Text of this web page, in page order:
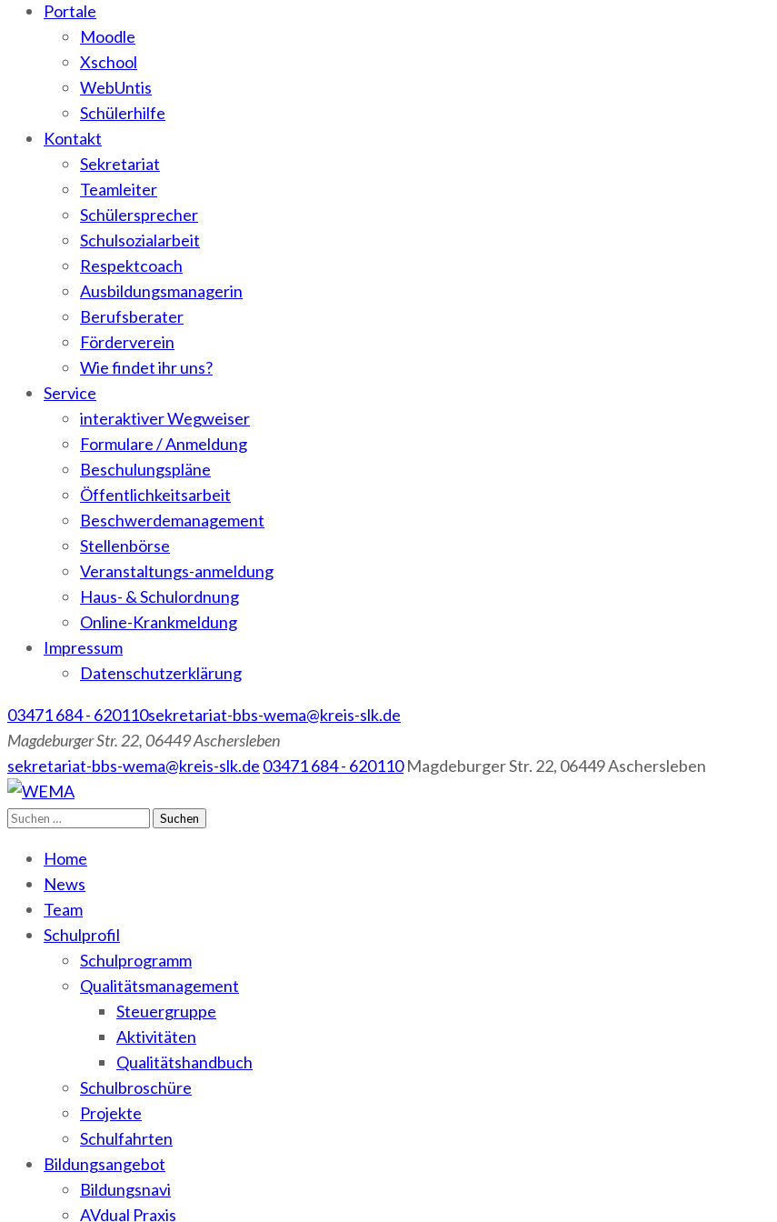
Portale
Moodle
Xschool
WebUntis
Schülerhilfe
Kontakt
Sekretariat
Teamleiter
Schülersprecher
Schulsozialarbeit
Respektcoach
Ausbildungsmanagerin
Berufsberater
Förderverein
Wie findet ihr uns?
Service
interaktiver Wegweiser
Formulare / Anmeldung
Beschulungspläne
Öffentlichkeitsarbeit
Beschwerdemanagement
Stellenbörse
Veranstaltungs-anmeldung
Haus- & Schulordnung
Online-Krankmeldung
Impressum
Datenschutzerklärung
03471 684 - 620110sekretariat-bbs-wema@kreis-slk.de
Magdeburger Str. 22, 06449 Aschersleben
sekretariat-bbs-wema@kreis-slk.de 03471 684 - 620110 Magdeburger Str. 22, 06449 Aschersleben
WEMA
BbS I des Salzlandkreises
Suchen
Home
News
Team
Schulprofil
Schulprogramm
Qualitätsmanagement
Steuergruppe
Aktivitäten
Qualitätshandbuch
Schulbroschüre
Projekte
Schulfahrten
Bildungsangebot
Bildungsnavi
AVdual Praxis